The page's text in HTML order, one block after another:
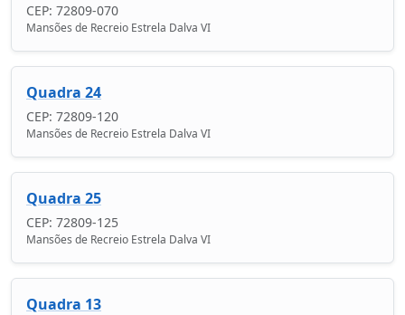
CEP: 72809-070
Mansões de Recreio Estrela Dalva VI
Quadra 24
CEP: 72809-120
Mansões de Recreio Estrela Dalva VI
Quadra 25
CEP: 72809-125
Mansões de Recreio Estrela Dalva VI
Quadra 13